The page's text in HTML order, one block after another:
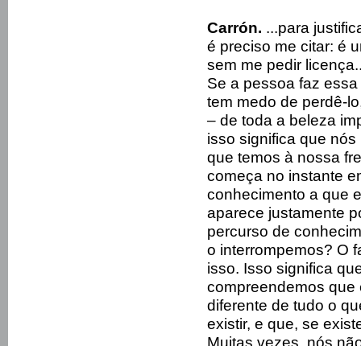
Carrón. ...para
é preciso me citar: é
sem me pedir
Se a pessoa faz essa
tem medo de perdê-
– de toda a beleza
isso significa que
que temos à nossa
começa no instante
conhecimento a que
aparece justamente
percurso de
o interrompemos? O
isso. Isso significa
compreendemos
diferente de tudo o
existir, e que, se
Muitas vezes, nós